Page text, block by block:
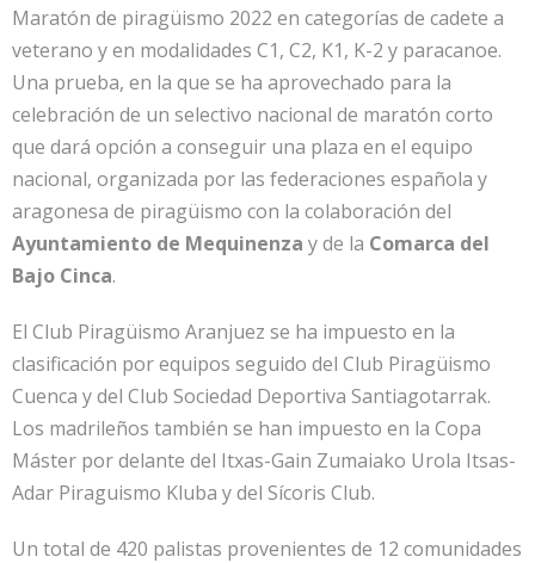
Maratón de piragüismo 2022 en categorías de cadete a
veterano y en modalidades C1, C2, K1, K-2 y paracanoe.
Una prueba, en la que se ha aprovechado para la
celebración de un selectivo nacional de maratón corto
que dará opción a conseguir una plaza en el equipo
nacional, organizada por las federaciones española y
aragonesa de piragüismo con la colaboración del
Ayuntamiento de Mequinenza y de la Comarca del
Bajo Cinca.
El Club Piragüismo Aranjuez se ha impuesto en la
clasificación por equipos seguido del Club Piragüismo
Cuenca y del Club Sociedad Deportiva Santiagotarrak.
Los madrileños también se han impuesto en la Copa
Máster por delante del Itxas-Gain Zumaiako Urola Itsas-
Adar Piraguismo Kluba y del Sícoris Club.
Un total de 420 palistas provenientes de 12 comunidades